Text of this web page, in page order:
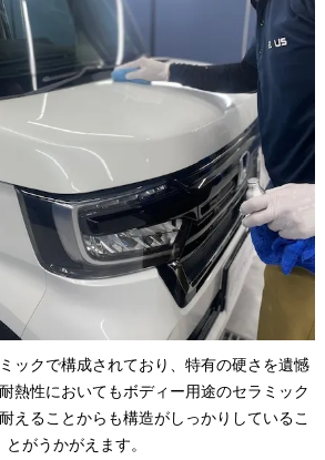
ックで構成されており、特有の硬さを遺憾
熱性においてもボディー用途のセラミック
えることからも構造がしっかりしているこ
とがうかがえます。